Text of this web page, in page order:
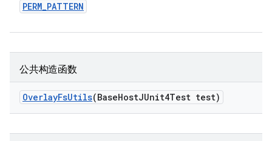
PERM_PATTERN
公共构造函数
OverlayFsUtils(BaseHostJUnit4Test test)